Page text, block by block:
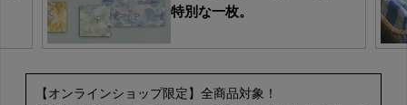
特別な一枚。
【オンラインショップ限定】全商品対象！